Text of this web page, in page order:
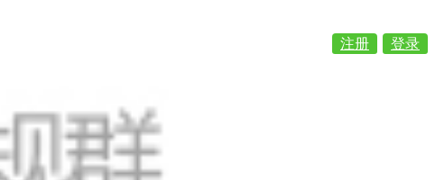
登录
注册